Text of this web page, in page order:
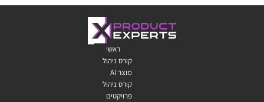
ראשי
קורס ניהול
מוצר AI
קורס ניהול
פרויקטים